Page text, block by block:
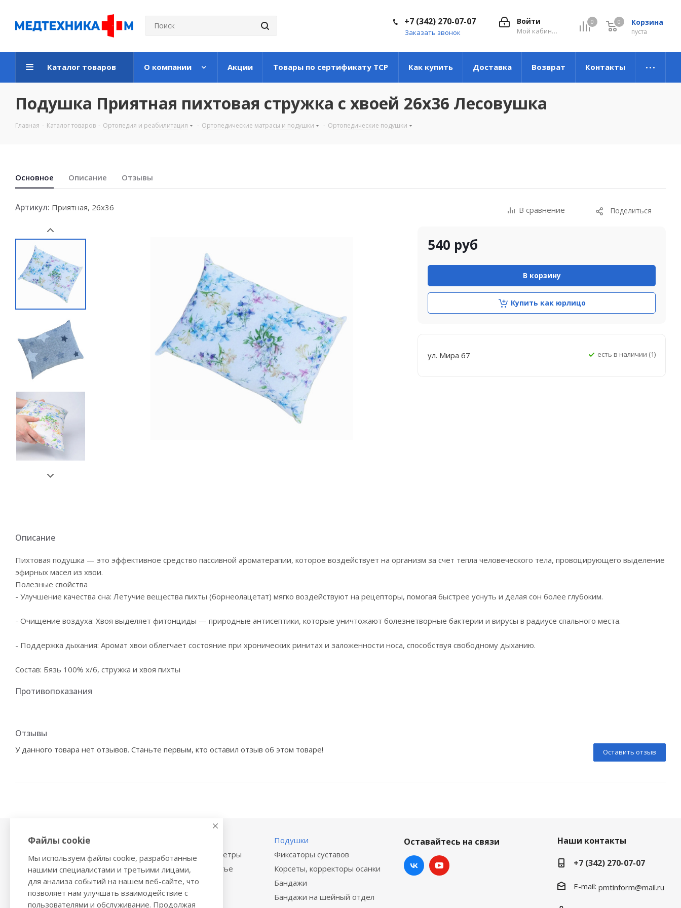
0 Корзина
0
пуста
0
Войти
Мой кабинет
+7 (342) 270-07-07
Заказать звонок
Каталог товаров О компании Акции Товары по сертификату ТСР Как купить Доставка Возврат Контакты
Подушка Приятная пихтовая стружка с хвоей 26х36 Лесовушка
Главная - Каталог товаров - Ортопедия и реабилитация - Ортопедические матрасы и подушки - Ортопедические подушки
Основноe Описание Отзывы
Артикул: Приятная, 26х36 В сравнение Поделиться
540 руб
В корзину
Купить как юрлицо
ул. Мира 67 Есть в наличии (1)
Описание
Пихтовая подушка — это эффективное средство пассивной ароматерапии, которое воздействует на организм за счет тепла человеческого тела, провоцирующего выделение
эфирных масел из хвои.
Полезные свойства
- Улучшение качества сна: Летучие вещества пихты (борнеолацетат) мягко воздействуют на рецепторы, помогая быстрее уснуть и делая сон более глубоким.
- Очищение воздуха: Хвоя выделяет фитонциды — природные антисептики, которые уничтожают болезнетворные бактерии и вирусы в радиусе спального места.
- Поддержка дыхания: Аромат хвои облегчает состояние при хронических ринитах и заложенности носа, способствуя свободному дыханию.
Состав: Бязь 100% х/б, стружка и хвоя пихты
Противопоказания
Отзывы
Оставить отзыв
У данного товара нет отзывов. Станьте первым, кто оставил отзыв об этом товаре!
Физиотерапия,
Ингаляторы
Ультразвуковые ингаляторы и
небулайзеры
Глюкометры
Механические тонометры
Тонометры на запястье
Трости и костыли
Ходунки
Подушки
Фиксаторы суставов
Корсеты, корректоры осанки
Бандажи
Бандажи на шейный отдел
Оставайтесь на связи
Наши контакты
+7 (342) 270-07-07
E-mail: pmtinform@mail.ru
Файлы cookie
Мы используем файлы cookie, разработанные
нашими специалистами и третьими лицами,
для анализа событий на нашем веб-сайте, что
позволяет нам улучшать взаимодействие с
пользователями и обслуживание. Продолжая